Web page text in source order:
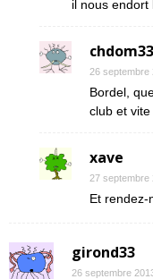
il nous endort
chdom33
26 septembre
Bordel,
club et vite
xave
27 septembre
Et rendez-
girond33
26 septembre